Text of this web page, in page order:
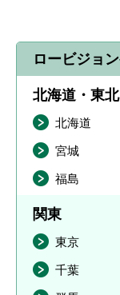
ロービジョ
北海道・東北
北海道
宮城
福島
関東
東京
千葉